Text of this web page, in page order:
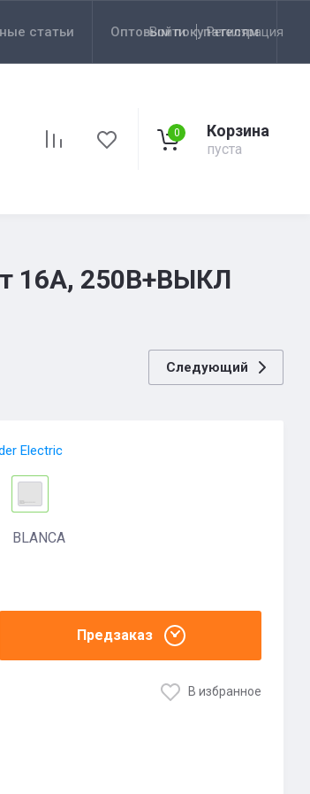
статьи Оптовым покупателям
Войти Регистрация
0 Корзина
пуста
16А, 250В+ВЫКЛ
Следующий
Electric
BLANCA
Предзаказ
В избранное